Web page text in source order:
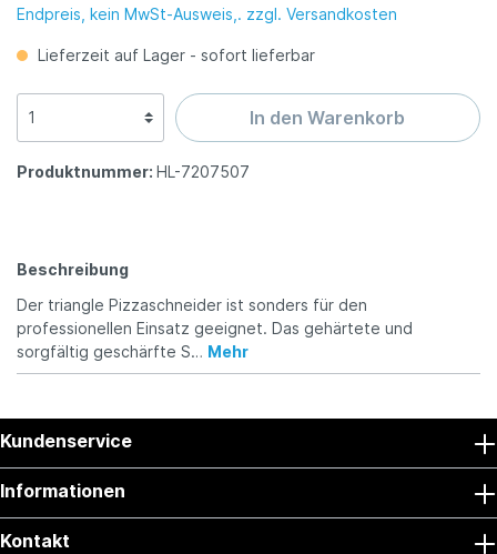
Endpreis, kein MwSt-Ausweis,. zzgl. Versandkosten
Lieferzeit auf Lager - sofort lieferbar
In den Warenkorb
Produktnummer: HL-7207507
Beschreibung
Der triangle Pizzaschneider ist sonders für den
professionellen Einsatz geeignet. Das gehärtete und
sorgfältig geschärfte S… Mehr
Kundenservice
Informationen
Kontakt